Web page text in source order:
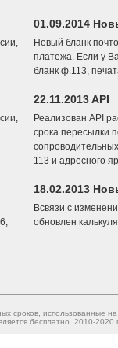
01.09.2014
Новый бланк
платежа. Если у
бланк ф.113,
22.11.2013 API
Реализован API
срока пересылки
113 и адресного
18.02.2013
Всвязи с
обновлен
сроков, использованные
бесплатно. 2010-2020